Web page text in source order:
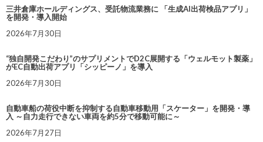
三井倉庫ホールディングス、受託物流業務に 「生成AI出荷検品アプリ」
を開発・導入開始
2026年7月30日
“独自開発こだわり”のサプリメントでD2C展開する「ウェルモット製薬」
がEC自動出荷アプリ「シッピーノ」を導入
2026年7月30日
自動車船の荷役中断を抑制する自動車移動用「スケーター」を開発・導
入 ～自力走行できない車両を約5分で移動可能に～
2026年7月27日